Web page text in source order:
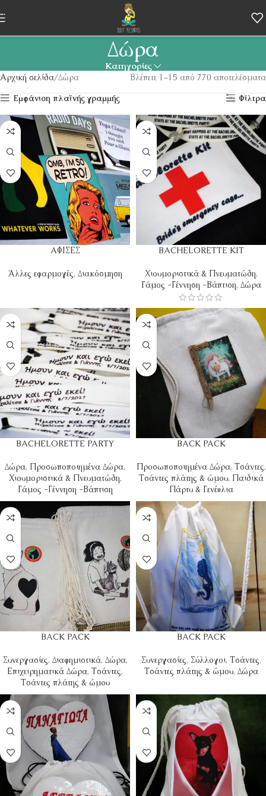
Skip to navigation
Skip to main content
Δώρα
Κατηγορίες
Αρχική σελίδα Δώρα
Βλέπετε 1–15 από 770 αποτελέσματα
Εμφάνιση πλαϊνής γραμμής
Φίλτρα
AΦΙΣΕΣ
Άλλες εφαρμογές, Διακόσμηση
BACHELORETTE KIT
Χιουμοριστικά & Πνευματώδη,
Γάμος -Γέννηση -Βάπτιση, Δώρα
BACHELORETTE PARTY
Δώρα, Προσωποποιημένα Δώρα,
Χιουμοριστικά & Πνευματώδη,
Γάμος -Γέννηση -Βάπτιση
BACK PACK
Προσωποποιημένα Δώρα, Τσάντες,
Τσάντες πλάτης & ώμου, Παιδικά
Πάρτυ & Γενέθλια
BACK PACK
Συνεργασίες, Διαφημιστικά, Δώρα,
Επιχειρηματικά Δώρα, Τσάντες,
Τσάντες πλάτης & ώμου
BACK PACK
Συνεργασίες, Σύλλογοι, Τσάντες,
Τσάντες πλάτης & ώμου, Δώρα